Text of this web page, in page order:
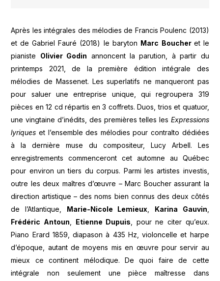
Après les intégrales des mélodies de Francis Poulenc (2013)
et de Gabriel Fauré (2018) le baryton Marc Boucher et le
pianiste Olivier Godin annoncent la parution, à partir du
printemps 2021, de la première édition intégrale des
mélodies de Massenet. Les superlatifs ne manqueront pas
pour saluer une entreprise unique, qui regroupera 319
pièces en 12 cd répartis en 3 coffrets. Duos, trios et quatuor,
une vingtaine d’inédits, des premières telles les Expressions
lyriques et l’ensemble des mélodies pour contralto dédiées
à la dernière muse du compositeur, Lucy Arbell. Les
enregistrements commenceront cet automne au Québec
pour environ un tiers du corpus. Parmi les artistes investis,
outre les deux maîtres d’œuvre – Marc Boucher assurant la
direction artistique – des noms bien connus des deux côtés
de l’Atlantique, Marie-Nicole Lemieux Karina Gauvin
Frédéric Antoun
Etienne Dupuis , pour ne citer qu’eux.
Piano Erard 1859, diapason à 435 Hz, violoncelle et harpe
d’époque, autant de moyens mis en œuvre pour servir au
mieux ce continent mélodique. De quoi faire de cette
intégrale non seulement une pièce maîtresse dans